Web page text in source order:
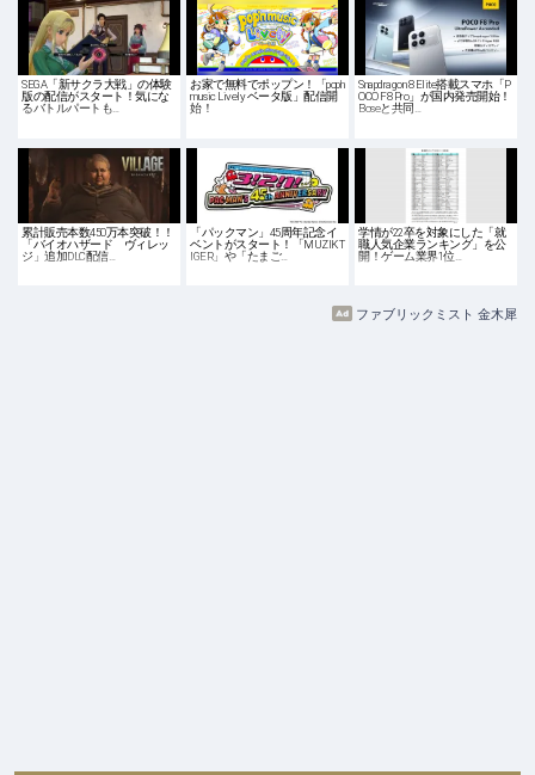
SEGA「新サクラ大戦」の体験
版の配信がスタート！気にな
るバトルパートも…
お家で無料でポップン！「pop'n
music Lively ベータ版」配信開
始！
Snapdragon 8 Elite搭載スマホ「P
OCO F8 Pro」が国内発売開始！
Boseと共同…
累計販売本数450万本突破！！
「バイオハザード ヴィレッ
ジ」追加DLC配信…
「パックマン」45周年記念イ
ベントがスタート！「MUZIK T
IGER」や「たまご…
学情が22卒を対象にした「就
職人気企業ランキング」を公
開！ゲーム業界1位…
ファブリックミスト 金木犀